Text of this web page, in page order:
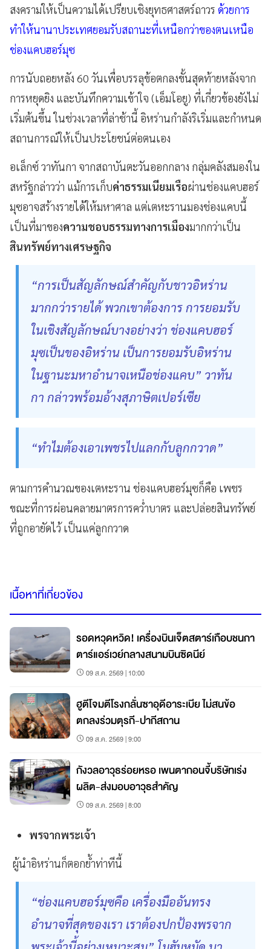
สงครามให้เป็นความได้เปรียบเชิงยุทธศาสตร์ถาวร ด้วยการ
ทำให้นานาประเทศยอมรับสถานะที่เหนือกว่าของตนเหนือ
ช่องแคบฮอร์มุซ
การนับถอยหลัง 60 วันเพื่อบรรลุข้อตกลงขั้นสุดท้ายหลังจาก
การหยุดยิง และบันทึกความเข้าใจ (เอ็มโอยู) ที่เกี่ยวข้องยังไม่
เริ่มต้นขึ้น ในช่วงเวลาที่ล่าช้านี้ อิหร่านกำลังริเริ่มและกำหนด
สถานการณ์ให้เป็นประโยชน์ต่อตนเอง
อเล็กซ์ วาทันกา จากสถาบันตะวันออกกลาง กลุ่มคลังสมองใน
สหรัฐกล่าวว่า แม้การเก็บค่าธรรมเนียมเรือผ่านช่องแคบฮอร์
มุซอาจสร้างรายได้ให้มหาศาล แต่เตหะรานมองช่องแคบนี้
เป็นที่มาของความชอบธรรมทางการเมืองมากกว่าเป็น
สินทรัพย์ทางเศรษฐกิจ
“การเป็นสัญลักษณ์สำคัญกับชาวอิหร่าน
มากกว่ารายได้ พวกเขาต้องการ การยอมรับ
ในเชิงสัญลักษณ์บางอย่างว่า ช่องแคบฮอร์
มุซเป็นของอิหร่าน เป็นการยอมรับอิหร่าน
ในฐานะมหาอำนาจเหนือช่องแคบ” วาทัน
กา กล่าวพร้อมอ้างสุภาษิตเปอร์เซีย
“ทำไมต้องเอาเพชรไปแลกกับลูกกวาด”
ตามการคำนวณของเตหะราน ช่องแคบฮอร์มุซก็คือ เพชร
ขณะที่การผ่อนคลายมาตรการคว่ำบาตร และปล่อยสินทรัพย์
ที่ถูกอายัดไว้ เป็นแค่ลูกกวาด
เนื้อหาที่เกี่ยวข้อง
รอดหวุดหวิด! เครื่องบินเจ็ตสตาร์เกือบชนกา
ตาร์แอร์เวย์กลางสนามบินซิดนีย์
09 ส.ค. 2569 | 10:00
ฮูตีโจมตีโรงกลั่นซาอุดีอาระเบีย ไม่สนข้อ
ตกลงร่วมตุรกี-ปากีสถาน
09 ส.ค. 2569 | 9:00
กังวลอาวุธร่อยหรอ เพนตากอนจี้บริษัทเร่ง
ผลิต-ส่งมอบอาวุธสำคัญ
09 ส.ค. 2569 | 8:00
พรจากพระเจ้า
ผู้นำอิหร่านก็ตอกย้ำท่าทีนี้
“ช่องแคบฮอร์มุซคือ เครื่องมืออันทรง
อำนาจที่สุดของเรา เราต้องปกป้องพรจาก